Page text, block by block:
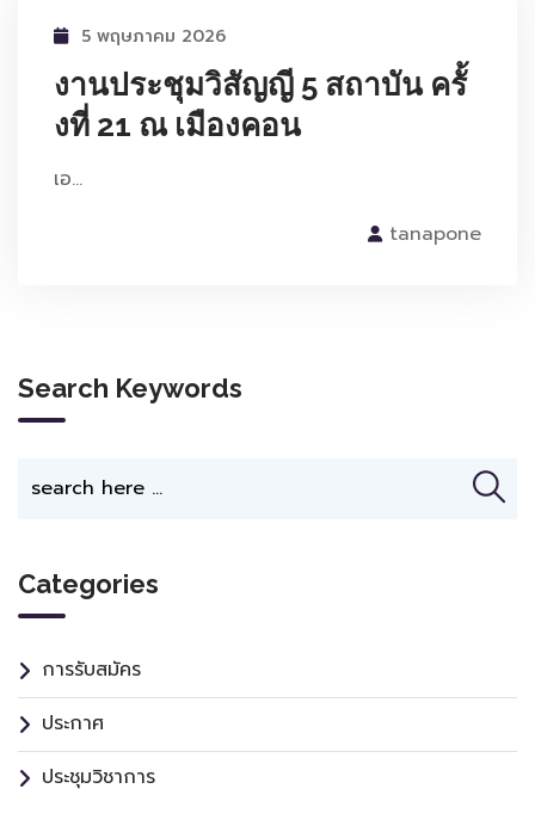
5 พฤษภาคม 2026
งานประชุมวิสัญญี 5 สถาบัน ครั้
งที่ 21 ณ เมืองคอน
เอ…
tanapone
Search Keywords
Categories
การรับสมัคร
ประกาศ
ประชุมวิชาการ